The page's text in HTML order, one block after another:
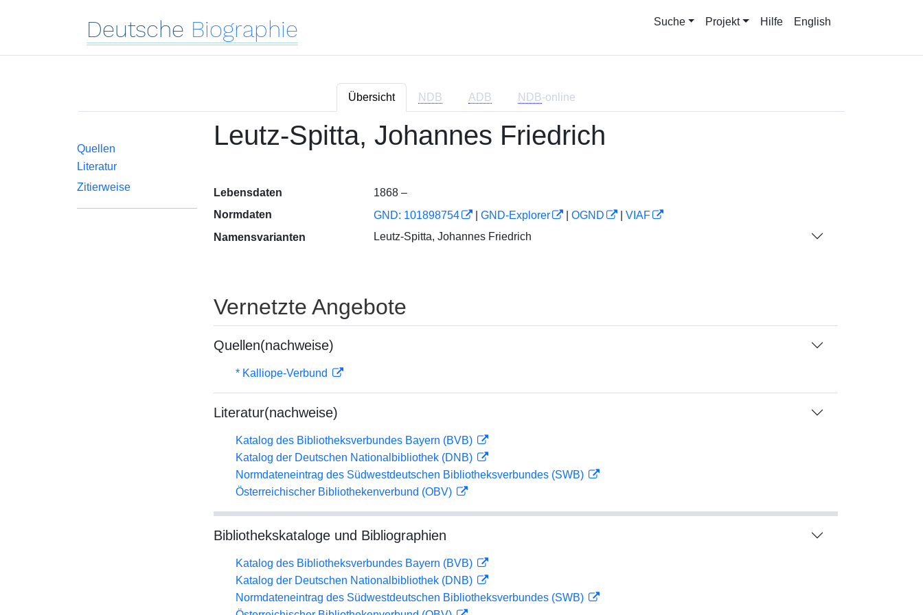
Deutsche Biographie Suche Projekt Hilfe English
Übersicht NDB ADB NDB-online
Quellen
Literatur
Zitierweise
Leutz-Spitta, Johannes Friedrich
Lebensdaten
1868 –
Normdaten
GND: 101898754 GND-Explorer OGND
VIAF
Namensvarianten
Leutz-Spitta, Johannes Friedrich
Vernetzte Angebote
Quellen(nachweise)
* Kalliope-Verbund
Literatur(nachweise)
Katalog des Bibliotheksverbundes Bayern (BVB)
Katalog der Deutschen Nationalbibliothek (DNB)
Normdateneintrag des Südwestdeutschen Bibliotheksverbundes (SWB)
Österreichischer Bibliothekenverbund (OBV)
Bibliothekskataloge und Bibliographien
Katalog des Bibliotheksverbundes Bayern (BVB)
Katalog der Deutschen Nationalbibliothek (DNB)
Normdateneintrag des Südwestdeutschen Bibliotheksverbundes (SWB)